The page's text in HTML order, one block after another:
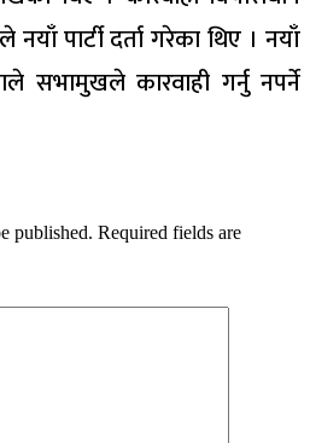
पार्टी दर्ता गरेका थिए । नयाँ
सभामुखले कारवाही गर्नु नपर्ने
published. Required fields are